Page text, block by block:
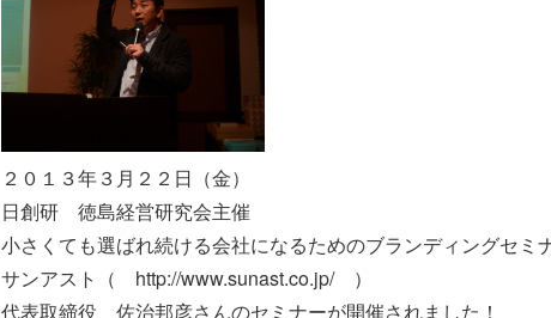
２０１３年３月２２日（金）
日創研 徳島経営研究会主催
小さくても選ばれ続ける会社になるためのブランディングセミ
サンアスト（ http://www.sunast.co.jp/ ）
代表取締役 佐治邦彦さんのセミナーが開催されました！